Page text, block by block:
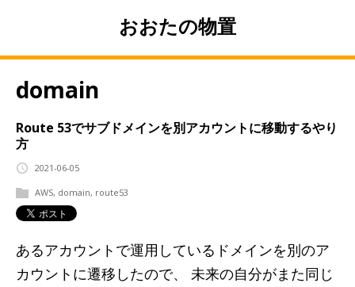
おおたの物置
domain
Route 53でサブドメインを別アカウントに移動するやり
方
2021-06-05
AWS, domain, route53
あるアカウントで運用しているドメインを別のア
カウントに遷移したので、 未来の自分がまた同じ